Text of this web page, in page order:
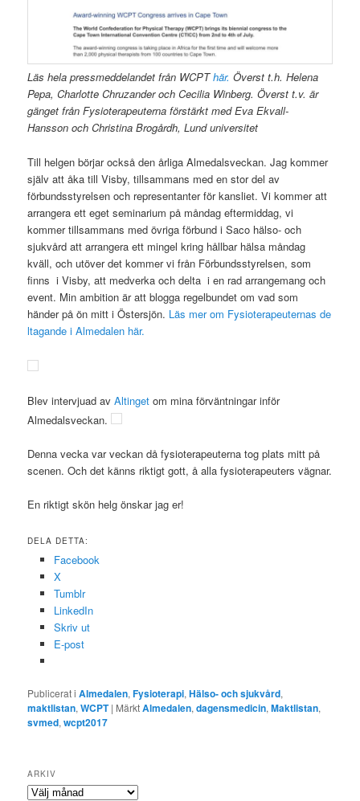
Läs hela pressmeddelandet från WCPThär. Överst t.h. Helena
Pepa, Charlotte Chruzander och Cecilia Winberg. Överst t.v. är
gänget från Fysioterapeuterna förstärkt med Eva Ekvall-
Hansson och Christina Brogårdh, Lund universitet
Till helgen börjar också den årliga Almedalsveckan. Jag kommer
själv att åka till Visby, tillsammans med en stor del av
förbundsstyrelsen och representanter för kansliet. Vi kommer att
arrangera ett eget seminarium på måndag eftermiddag, vi
kommer tillsammans med övriga förbund i Saco hälso- och
sjukvård att arrangera ett mingel kring hållbar hälsa måndag
kväll, och utöver det kommer vi från Förbundsstyrelsen, som
finns i Visby, att medverka och delta i en rad arrangemang och
event. Min ambition är att blogga regelbundet om vad som
händer på ön mitt i Östersjön. Läs mer om Fysioterapeuternas de
ltagande i Almedalen här.
Blev intervjuad avAltinget om mina förväntningar inför
Almedalsveckan.
Denna vecka var veckan då fysioterapeuterna tog plats mitt på
scenen. Och det känns riktigt gott, å alla fysioterapeuters vägnar.
En riktigt skön helg önskar jag er!
DELA DETTA:
Facebook
X
Tumblr
LinkedIn
Skriv ut
E-post
Publicerat i Almedalen,Fysioterapi,Hälso- och sjukvård,
maktlistan,WCPT | MärktAlmedalen,dagensmedicin,Maktlistan,
svmed,wcpt2017
ARKIV
Arkiv